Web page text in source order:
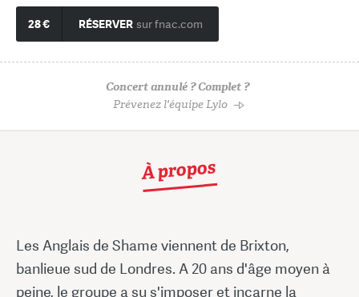
28 € RÉSERVER sur fnac.com
Concert annulé ? Complet ?
Prévenez l'équipe Lylo
À propos
Les Anglais de Shame viennent de Brixton,
banlieue sud de Londres. A 20 ans d'âge moyen à
peine, le groupe a su s'imposer et incarne la